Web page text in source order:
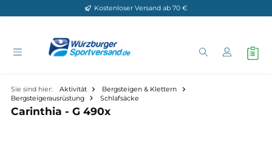
Zum Hauptinhalt springenKostenloser Versand ab 70 €
Sie sind hier: Aktivität
Bergsteigen & Klettern
Bergsteigerausrüstung